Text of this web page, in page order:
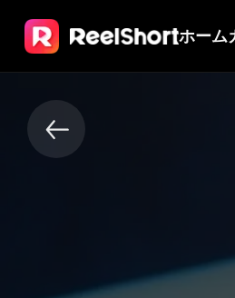
ホーム